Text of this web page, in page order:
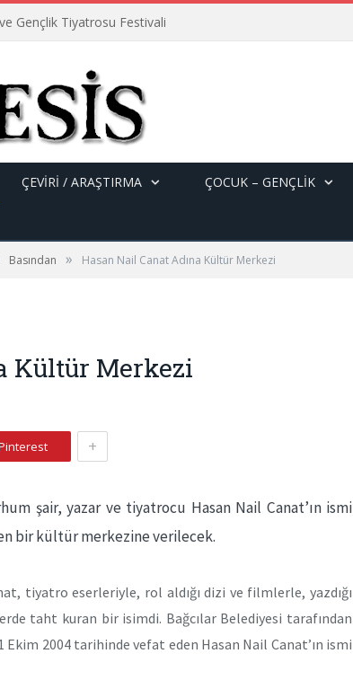
Gençlik Tiyatrosu Festivali
ÇEVİRİ / ARAŞTIRMA ÇOCUK – GENÇLIK
Basından » Hasan Nail Canat Adına Kültür Merkezi
Kültür Merkezi
+
şair, yazar ve tiyatrocu Hasan Nail Canat’ın ismi
bir kültür merkezine verilecek.
tiyatro eserleriyle, rol aldığı dizi ve filmlerle, yazdığı
taht kuran bir isimdi. Bağcılar Belediyesi tarafından
2004 tarihinde vefat eden Hasan Nail Canat’ın ismi